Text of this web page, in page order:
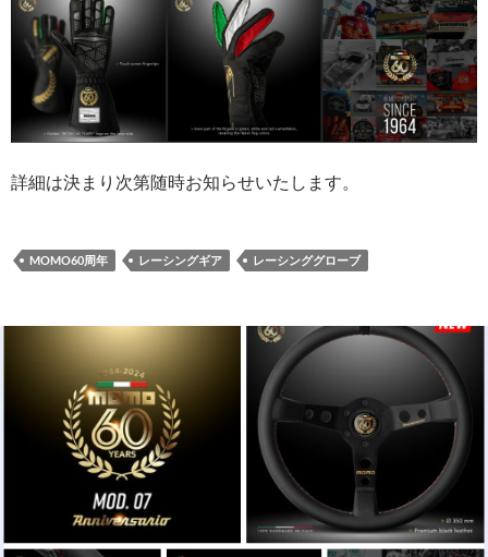
詳細は決まり次第随時お知らせいたします。
MOMO60周年 レーシングギア レーシンググローブ